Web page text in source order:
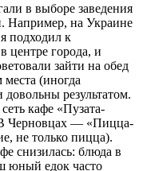
в выборе заведения
Например, на Украине
подходил к
центре города, и
зайти на обед
(иногда
результатом.
кафе «Пузата-
В Черновцах — «Пицца-
не только пицца).
снизилась: блюда в
юный едок часто